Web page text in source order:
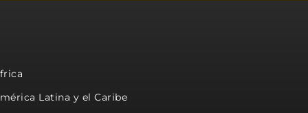
Latina y el Caribe